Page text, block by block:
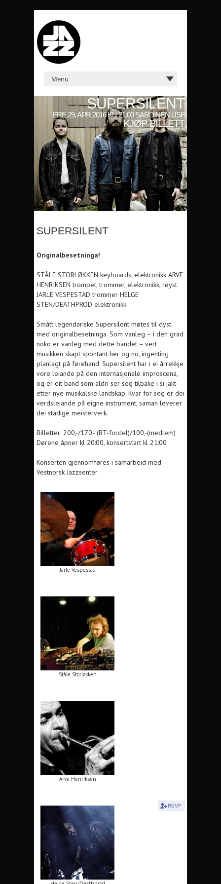
SUPERSILENT
FRE 29. APR 2016 KL: 21:00 SARDINEN USF
KJØP BILLETT
SUPERSILENT
Originalbesetninga!
STÅLE STORLØKKEN keyboards, elektronikk ARVE
HENRIKSEN trompet, trommer, elektronikk, røyst
JARLE VESPESTAD trommer HELGE
STEN/DEATHPROD elektronikk
Smått legendariske Supersilent møtes til dyst
med originalbesetninga. Som vanleg – i den grad
noko er vanleg med dette bandet – vert
musikken skapt spontant her og no, ingenting
planlagt på førehand. Supersilent har i ei årrekkje
vore leiande på den internasjonale improscena,
og er eit band som aldri ser seg tilbake i si jakt
etter nye musikalske landskap. Kvar for seg er dei
verdsleiande på eigne instrument, saman leverer
dei stadige meisterverk.
Billetter: 200,-/170,- (BT-fordel)/100,-(medlem)
Dørene åpner kl 20:00, konsertstart kl 21:00
Konserten gjennomføres i samarbeid med
Vestnorsk Jazzsenter.
Jarle Vespestad
Ståle Storløkken
Arve Henriksen